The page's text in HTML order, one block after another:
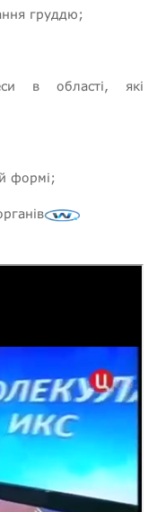
груддю;
в області, які
формі;